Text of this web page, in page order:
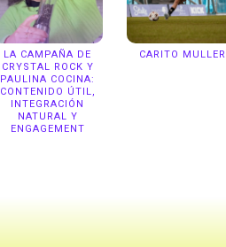
LA CAMPAÑA DE
CRYSTAL ROCK Y
PAULINA COCINA:
CONTENIDO ÚTIL,
INTEGRACIÓN
NATURAL Y
ENGAGEMENT
CARITO MULLER